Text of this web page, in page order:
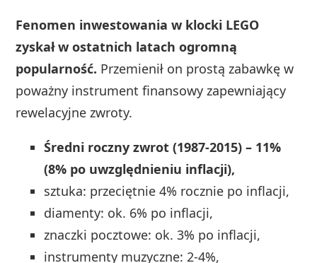
Fenomen inwestowania w klocki LEGO
zyskał w ostatnich latach ogromną
popularność. Przemienił on prostą zabawkę w
poważny instrument finansowy zapewniający
rewelacyjne zwroty.
Średni roczny zwrot (1987-2015) – 11%
(8% po uwzględnieniu inflacji),
sztuka: przeciętnie 4% rocznie po inflacji,
diamenty: ok. 6% po inflacji,
znaczki pocztowe: ok. 3% po inflacji,
instrumenty muzyczne: 2-4%,